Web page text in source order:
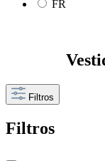
FR
Filtros
Filtros